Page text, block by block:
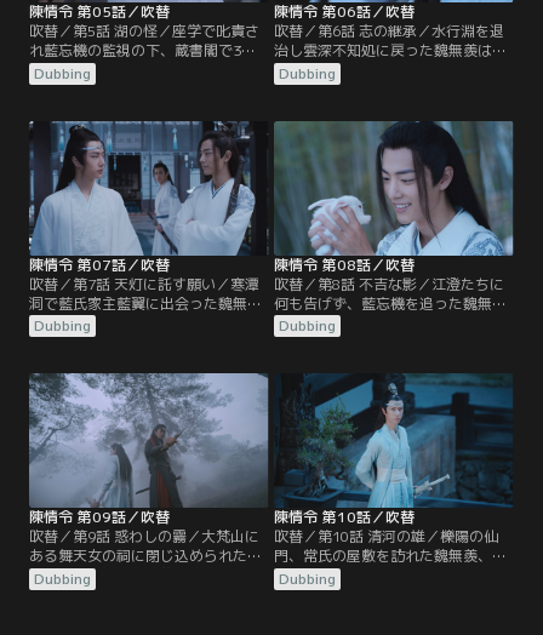
陳情令 第05話／吹替
吹替／第5話 湖の怪／座学で叱責さ
れ藍忘機の監視の下、蔵書閣で3日
の筆写の罰を受けた魏無羨。花をつ
けた藍忘機の姿絵と春画を見せ藍忘
彩衣鎮では水の怪が出現し、碧霊湖
で舟に乗った人々を次々と落水させ
ているという事件が起きていた。知
らせを受けた藍氏宗主の藍曦臣
は…。
Dubbing
陳情令 第06話／吹替
吹替／第6話 志の継承／水行淵を退
治し雲深不知処に戻った魏無羨は江
澄たちと酒盛りをするが、その現場
を藍忘機に目撃されてしまう。魏無
るが、すぐに酔い潰れた藍忘機は魏
無羨の部屋で寝てしまう。翌朝、藍
啓仁は大いに怒って魏無羨や藍忘機
に重い罰を与えるのだった。一方、
藍曦臣は…。
Dubbing
陳情令 第07話／吹替
吹替／第7話 天灯に託す願い／寒潭
洞で藍氏家主藍翼に出会った魏無羨
と藍忘機。藍翼は2人に陰鉄の災い
を食い止めるよう託して霊識は消滅
たが、天灯を揚げる際、江厭離に対
する金子軒の態度に激怒、取っ組み
合いのケンカとなる。蘭氏の宗主、
江氏の宗主も集まり協議する中、江
宗主は…。
Dubbing
陳情令 第08話／吹替
吹替／第8話 不吉な影／江澄たちに
何も告げず、藍忘機を追った魏無
羨。藍忘機と共に残りの陰鉄を探し
に行くが、常に不気味な梟にあとを
は聶懐桑と遭遇、蒔花女の屋敷に陰
鉄があると突き止めるが、すでに温
晁から陰鉄を奪われたあとだった。
その頃、魏無羨を追って蓮花塢をあ
とにした江澄は…。
Dubbing
陳情令 第09話／吹替
吹替／第9話 惑わしの霧／大梵山に
ある舞天女の祠に閉じ込められた魏
無羨と藍忘機たち。襲い掛かる村人
たちを操っていたのは温晁だった。
Dubbing
陳情令 第10話／吹替
吹替／第10話 清河の雄／櫟陽の仙
門、常氏の屋敷を訪れた魏無羨、藍
忘機、江澄だったが、なんと常氏一
族は薛洋の手で惨殺されていた。そ
Dubbing